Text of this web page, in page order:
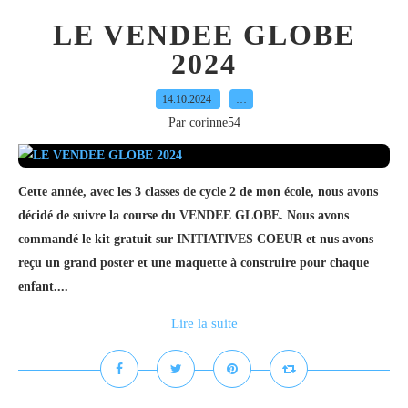
LE VENDEE GLOBE
2024
14.10.2024 …
Par corinne54
Cette année, avec les 3 classes de cycle 2 de mon école, nous avons
décidé de suivre la course du VENDEE GLOBE. Nous avons
commandé le kit gratuit sur INITIATIVES COEUR et nus avons
reçu un grand poster et une maquette à construire pour chaque
enfant....
Lire la suite